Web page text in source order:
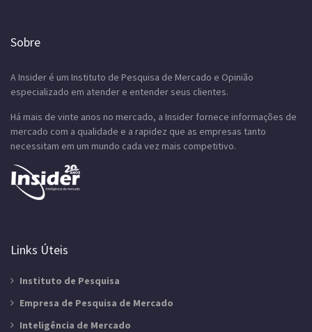
Sobre
A Insider é um Instituto de Pesquisa de Mercado e Opinião
especializado em atender e entender seus clientes.
Há mais de vinte anos no mercado, a Insider fornece informações de
mercado com a qualidade e a rapidez que as empresas tanto
necessitam em um mundo cada vez mais competitivo.
Links Úteis
Instituto de Pesquisa
Empresa de Pesquisa de Mercado
Inteligência de Mercado